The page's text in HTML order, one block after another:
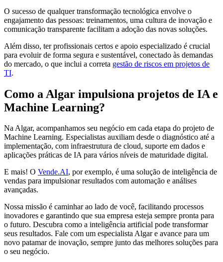
O sucesso de qualquer transformação tecnológica envolve o
engajamento das pessoas: treinamentos, uma cultura de inovação e
comunicação transparente facilitam a adoção das novas soluções.
Além disso, ter profissionais certos e apoio especializado é crucial
para evoluir de forma segura e sustentável, conectado às demandas
do mercado, o que inclui a correta gestão de riscos em projetos de
TI.
Como a Algar impulsiona projetos de IA e
Machine Learning?
Na Algar, acompanhamos seu negócio em cada etapa do projeto de
Machine Learning. Especialistas auxiliam desde o diagnóstico até a
implementação, com infraestrutura de cloud, suporte em dados e
aplicações práticas de IA para vários níveis de maturidade digital.
E mais! O Vende.AI, por exemplo, é uma solução de inteligência de
vendas para impulsionar resultados com automação e análises
avançadas.
Nossa missão é caminhar ao lado de você, facilitando processos
inovadores e garantindo que sua empresa esteja sempre pronta para
o futuro. Descubra como a inteligência artificial pode transformar
seus resultados. Fale com um especialista Algar e avance para um
novo patamar de inovação, sempre junto das melhores soluções para
o seu negócio.